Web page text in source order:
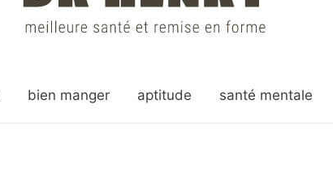
bien manger aptitude santé mentale